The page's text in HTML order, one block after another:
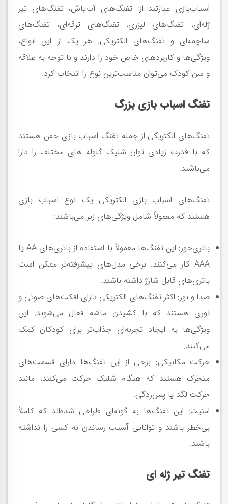
اسباب‌بازی عبارتند از: تفنگ‌های آب‌پاش، تفنگ‌های تیر
ژله‌ای، تفنگ‌های لیزری، تفنگ‌های ترقه‌ای، تفنگ‌های
ساچمه‌ای و تفنگ‌های الکتریکی. هر یک از این انواع،
ویژگی‌ها و کاربردهای خاص خود را دارند و با توجه به علاقه
و سن کودک می‌توان مناسب‌ترین نوع را انتخاب کرد.
تفنگ اسباب بازی بزرگ
تفنگ‌های الکتریکی از جمله تفنگ اسباب بازی خفن هستند
که با قدرت زیادی توان شلیک گلوله های مختلف را دارا
می‌باشند.
تفنگ‌های اسباب بازی الکتریکی یک نوع اسباب بازی
هستند که معمولاً شامل ویژگی‌های زیر می‌باشند:
باتری‌خور: این تفنگ‌ها معمولاً با استفاده از باتری‌های AA یا
AAA کار می‌کنند. برخی مدل‌های پیشرفته‌تر ممکن است
باتری‌های قابل شارژ داشته باشند.
صدا و نور: اکثر تفنگ‌های الکتریکی دارای افکت‌های صوتی و
نوری هستند که با کشیدن ماشه فعال می‌شوند. این
ویژگی‌ها به ایجاد تجربه‌ای جذاب‌تر برای کودکان کمک
می‌کنند.
حرکت مکانیکی: برخی از این تفنگ‌ها دارای قسمت‌های
متحرک هستند که هنگام شلیک حرکت می‌کنند، مانند
حرکت لگد یا پس‌زدگی.
امنیت: این تفنگ‌ها به گونه‌ای طراحی شده‌اند که کاملاً
بی‌خطر باشند و توانایی آسیب رساندن به کسی را نداشته
باشند.
تفنگ تیر ژله ای